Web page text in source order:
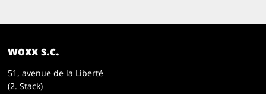
woxx s.c.
51, avenue de la Liberté
(2. Stack)